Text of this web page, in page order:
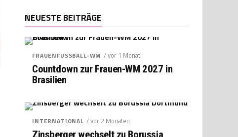
NEUESTE BEITRÄGE
FRAUENFUSSBALL-WM / vor 1 Monat
Countdown zur Frauen-WM 2027 in
Brasilien
INTERNATIONAL / vor 2 Monaten
Zinsberger wechselt zu Borussia